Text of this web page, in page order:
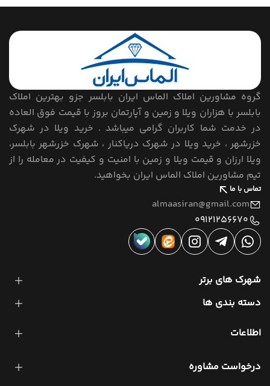
گروه مشاورین املاک الماس ایران بابلسر جزو بهترین املاک
بابلسر با هزاران ویلا و زمین و آپارتمان بروز با قیمت فوق العاده
در خدمت شما کاربران گرامی میباشد . خرید ویلا در شهرک
خزرشهر ، خرید ویلا در شهرک دریاکنار ، شهرک خزرشهر بابلسر،
ویلا ارزان و قیمت ویلا و زمین با امنیت و کیفیت در معامله را از
تیم مشاورین املاک الماس ایران بخواهید.
تماس با ما
almaasiran@gmail.com
09121256670
شهرک های برتر
دسته بندی ها
اطلاعات
درخواست مشاوره